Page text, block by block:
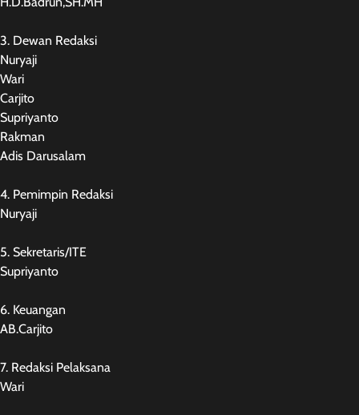
3. Dewan Redaksi
Nuryaji
Wari
Carjito
Supriyanto
Rakman
Adis Darusalam
4. Pemimpin Redaksi
Nuryaji
5. Sekretaris/ITE
Supriyanto
6. Keuangan
AB.Carjito
7. Redaksi Pelaksana
Wari